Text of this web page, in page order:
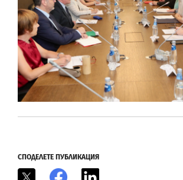
СПОДЕЛЕТЕ ПУБЛИКАЦИЯ
Facebook